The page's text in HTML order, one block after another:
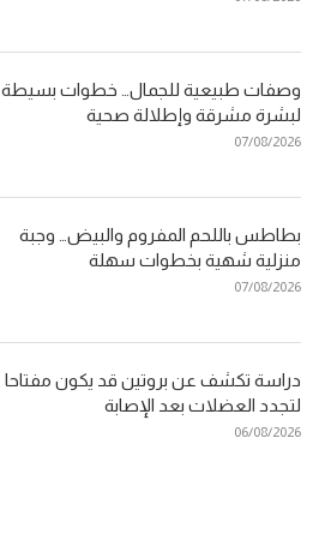
وصفات طبيعية للجمال… خطوات بسيطة
لبشرة مشرقة وإطلالة صحية
07/08/2026
بطاطس باللحم المفروم والبيض… وجبة
منزلية شهية بخطوات سهلة
07/08/2026
دراسة تكشف عن بروتين قد يكون مفتاحا
لتجدد العضلات بعد الإصابة
06/08/2026